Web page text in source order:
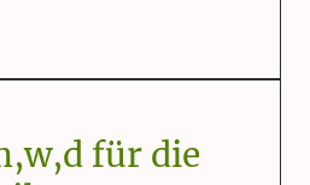
für die